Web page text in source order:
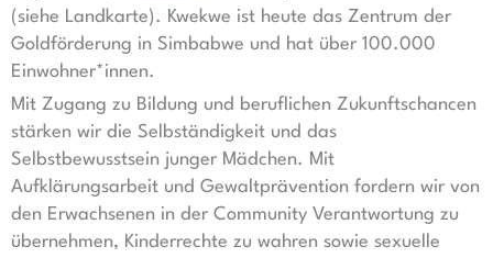
(siehe Landkarte). Kwekwe ist heute das Zentrum der
Goldförderung in Simbabwe und hat über 100.000
Einwohner*innen.
Mit Zugang zu Bildung und beruflichen Zukunftschancen
stärken wir die Selbständigkeit und das
Selbstbewusstsein junger Mädchen. Mit
Aufklärungsarbeit und Gewaltprävention fordern wir von
den Erwachsenen in der Community Verantwortung zu
übernehmen, Kinderrechte zu wahren sowie sexuelle